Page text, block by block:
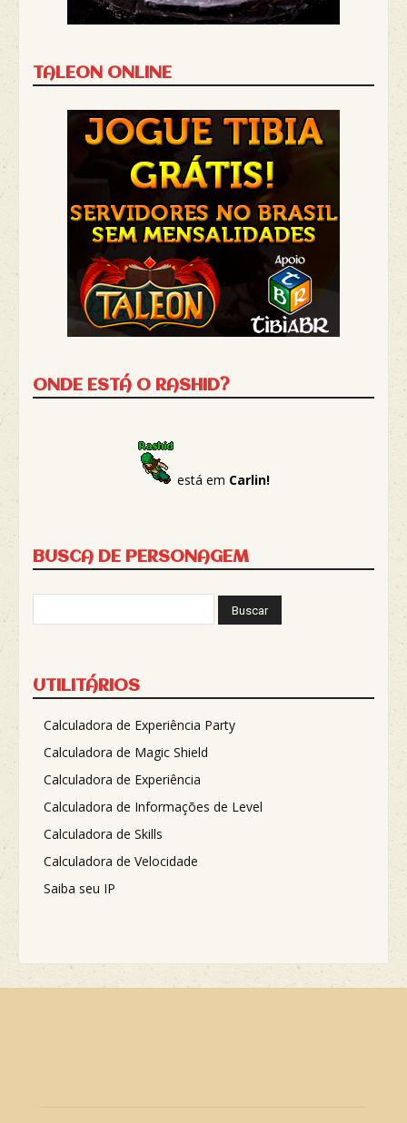
TALEON ONLINE
ONDE ESTÁ O RASHID?
está em Carlin!
BUSCA DE PERSONAGEM
UTILITÁRIOS
Calculadora de Experiência Party
Calculadora de Magic Shield
Calculadora de Experiência
Calculadora de Informações de Level
Calculadora de Skills
Calculadora de Velocidade
Saiba seu IP